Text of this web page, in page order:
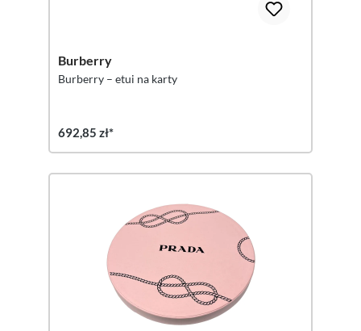
Burberry
Burberry – etui na karty
692,85 zł*